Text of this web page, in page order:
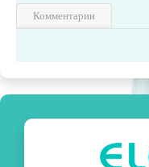
Комментарии